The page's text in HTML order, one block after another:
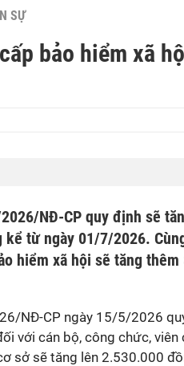
SỰ
bảo hiểm xã
NĐ-CP quy định sẽ
từ ngày 01/7/2026.
hiểm xã hội sẽ tăng thêm
NĐ-CP ngày 15/5/2026
với cán bộ, công chức, viên
sở sẽ tăng lên 2.530.000